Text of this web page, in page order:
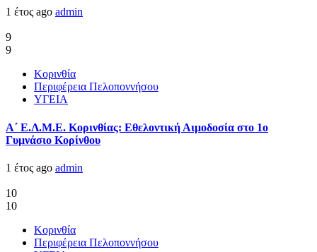
1 έτος ago admin
9
9
Κορινθία
Περιφέρεια Πελοποννήσου
ΥΓΕΙΑ
Α΄ Ε.Λ.Μ.Ε. Κορινθίας: Εθελοντική Αιμοδοσία στο 1ο
Γυμνάσιο Κορίνθου
1 έτος ago admin
10
10
Κορινθία
Περιφέρεια Πελοποννήσου